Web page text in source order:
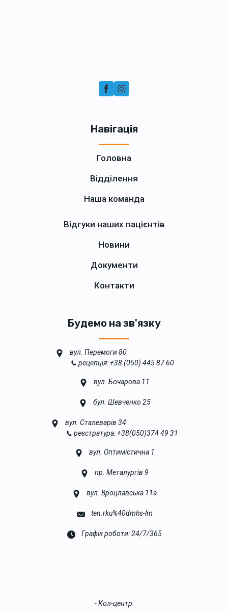
Навігація
Головна
Відділення
Наша команда
Відгуки наших пацієнтів
Новини
Документи
Контакти
Будемо на зв'язку
вул. Перемоги 80
📞 рецепція: +38 (050) 445 87 60
вул. Бочарова 11
бул. Шевченко 25
вул. Сталеварів 34
📞 реєстратура: +38(050)374 49 31
вул. Оптимістична 1
пр. Металургів 9
вул. Вроцлавська 11а
ten.rku%40dmhs-lm
Графік роботи: 24/7/365
- Кол-центр: